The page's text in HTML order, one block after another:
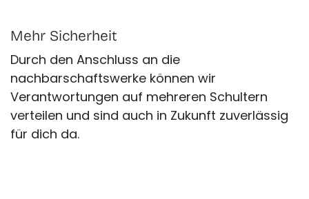
Mehr Sicherheit
Durch den Anschluss an die
nachbarschaftswerke können wir
Verantwortungen auf mehreren Schultern
verteilen und sind auch in Zukunft zuverlässig
für dich da.